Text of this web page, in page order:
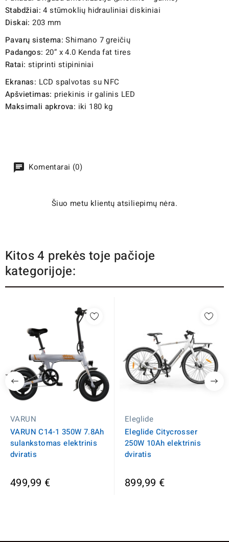
Stabdžiai: 4 stūmoklių hidrauliniai diskiniai
Diskai: 203 mm
Pavarų sistema: Shimano 7 greičių
Padangos: 20” x 4.0 Kenda fat tires
Ratai: stiprinti stipininiai
Ekranas: LCD spalvotas su NFC
Apšvietimas: priekinis ir galinis LED
Maksimali apkrova: iki 180 kg
Komentarai (0)
Šiuo metu klientų atsiliepimų nėra.
Kitos 4 prekės toje pačioje
kategorijoje:
VARUN
VARUN C14-1 350W 7.8Ah
sulankstomas elektrinis
dviratis
499,99 €
Eleglide
Eleglide Citycrosser
250W 10Ah elektrinis
dviratis
899,99 €